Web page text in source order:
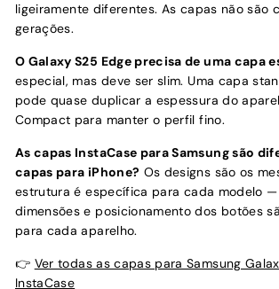
ligeiramente diferentes. As capas não são
gerações.
O Galaxy S25 Edge precisa de uma capa
especial, mas deve ser slim. Uma capa
pode quase duplicar a espessura do
Compact para manter o perfil fino.
As capas InstaCase para Samsung são
capas para iPhone? Os designs são os
estrutura é específica para cada modelo
dimensões e posicionamento dos botões
para cada aparelho.
👉 Ver todas as capas para Samsung
InstaCase